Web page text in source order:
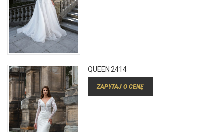
QUEEN 2414
ZAPYTAJ O CENĘ